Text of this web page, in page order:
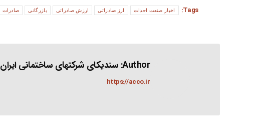
Tags:
اخبار صنعت احداث ارز صادراتی ارزش صادراتی بازرگانی صادرات
Author: سندیکای شرکتهای ساختمانی ایران
https://acco.ir